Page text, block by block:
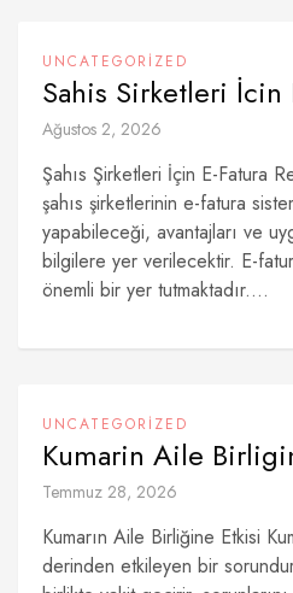
UNCATEGORIZED
Sahis Sirketleri İcin
Ağustos 2, 2026
Şahıs Şirketleri İçin E-Fatura
şahıs şirketlerinin e-fatura
yapabileceği, avantajları ve
bilgilere yer verilecektir. E-
önemli bir yer tutmaktadır....
UNCATEGORIZED
Kumarin Aile
Temmuz 28, 2026
Kumarın Aile Birliğine Etkisi
derinden etkileyen bir